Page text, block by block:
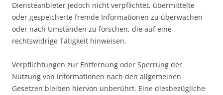
Diensteanbieter jedoch nicht verpflichtet, übermittelte
oder gespeicherte fremde Informationen zu überwachen
oder nach Umständen zu forschen, die auf eine
rechtswidrige Tätigkeit hinweisen.
Verpflichtungen zur Entfernung oder Sperrung der
Nutzung von Informationen nach den allgemeinen
Gesetzen bleiben hiervon unberührt. Eine diesbezügliche